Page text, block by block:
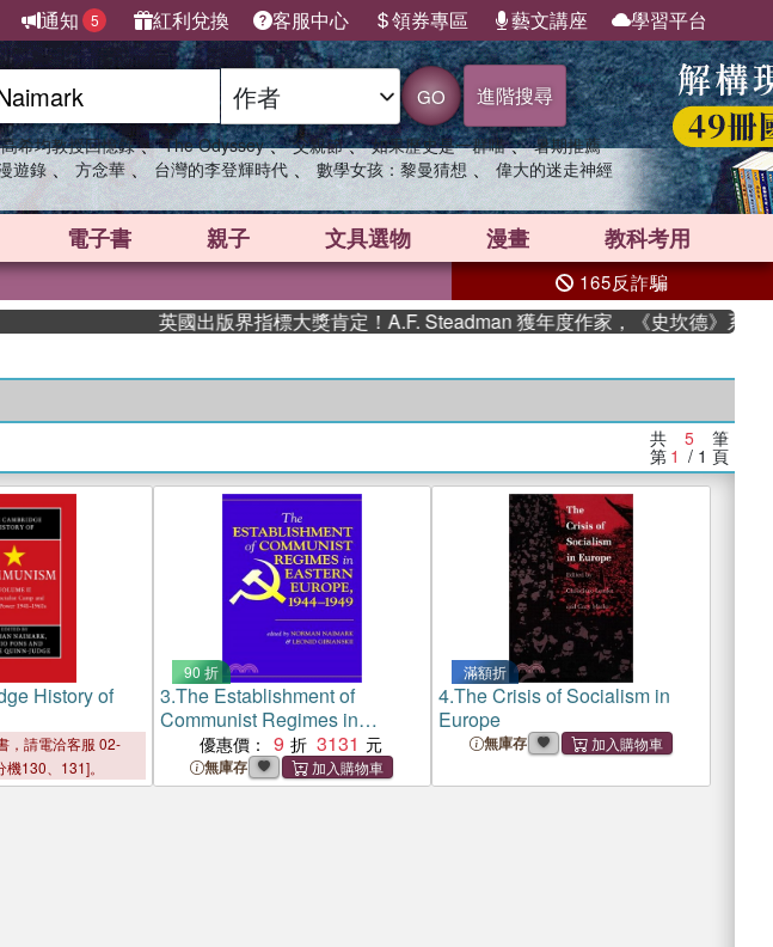
通知 5 紅利兌換 客服中心 領券專區 藝文講座 學習平台
GO 進階搜尋
高希均教授回憶錄 、 The Odyssey 、 父親節 、 如果歷史是一群喵 、 暑期推薦
遊錄 、 方念華 、 台灣的李登輝時代 、 數學女孩：黎曼猜想 、 偉大的迷走神經
電子書 親子 文具選物 漫畫 教科考用
165反詐騙
英國出版界指標大獎肯定！A.F. Steadman 獲年度作家，《史坎德》系列帶
共 5 筆
第 1 / 1 頁
History of
，請電洽客服 02-
130、131]。
90 折
3.The Establishment of
Communist Regimes in
Eastern Europe, 1944-1949
優惠價： 9 3131
無庫存
滿額折
4.The Crisis of Socialism in
Europe
無庫存